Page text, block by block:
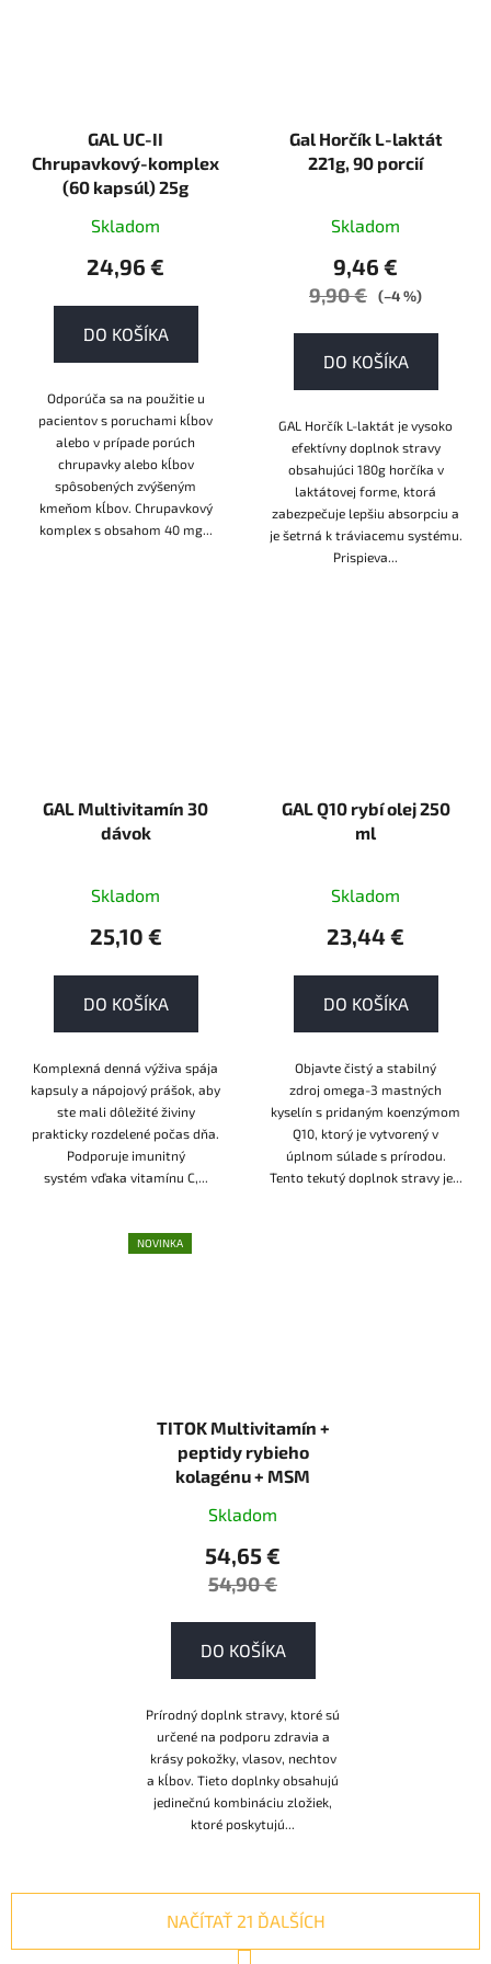
GAL UC-II
Chrupavkový-komplex
(60 kapsúl) 25g
Skladom
24,96 €
DO KOŠÍKA
Odporúča sa na použitie u
pacientov s poruchami kĺbov
alebo v prípade porúch
chrupavky alebo kĺbov
spôsobených zvýšeným
kmeňom kĺbov. Chrupavkový
komplex s obsahom 40 mg...
Gal Horčík L-laktát
221g, 90 porcií
Skladom
9,46 €
9,90 € (–4 %)
DO KOŠÍKA
GAL Horčík L-laktát je vysoko
efektívny doplnok stravy
obsahujúci 180g horčíka v
laktátovej forme, ktorá
zabezpečuje lepšiu absorpciu a
je šetrná k tráviacemu systému.
Prispieva...
GAL Multivitamín 30
dávok
Skladom
25,10 €
DO KOŠÍKA
Komplexná denná výživa spája
kapsuly a nápojový prášok, aby
ste mali dôležité živiny
prakticky rozdelené počas dňa.
Podporuje imunitný
systém vďaka vitamínu C,...
GAL Q10 rybí olej 250
ml
Skladom
23,44 €
DO KOŠÍKA
Objavte čistý a stabilný
zdroj omega-3 mastných
kyselín s pridaným koenzýmom
Q10, ktorý je vytvorený v
úplnom súlade s prírodou.
Tento tekutý doplnok stravy je...
NOVINKA
TITOK Multivitamín +
peptidy rybieho
kolagénu + MSM
Skladom
54,65 €
54,90 €
DO KOŠÍKA
Prírodný doplnk stravy, ktoré sú
určené na podporu zdravia a
krásy pokožky, vlasov, nechtov
a kĺbov. Tieto doplnky obsahujú
jedinečnú kombináciu zložiek,
ktoré poskytujú...
NAČÍTAŤ 21 ĎALŠÍCH
S